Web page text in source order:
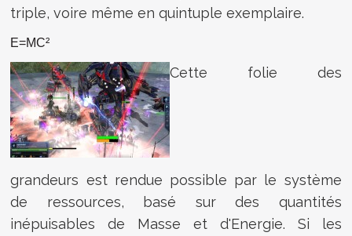
triple, voire même en quintuple exemplaire.
E=MC²
Cette folie des
grandeurs est rendue possible par le système
de ressources, basé sur des quantités
inépuisables de Masse et d'Energie. Si les